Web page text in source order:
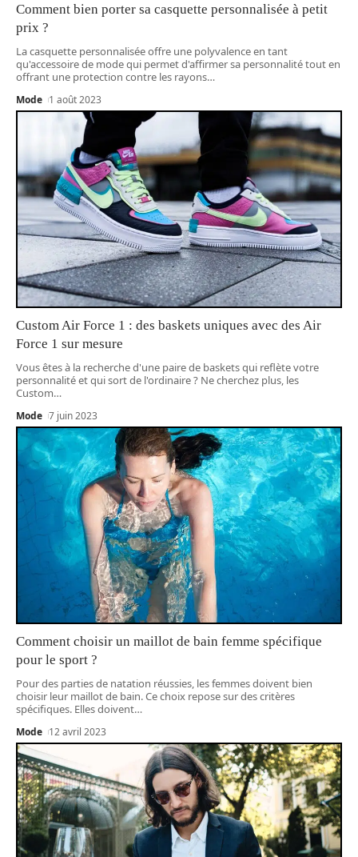
Comment bien porter sa casquette personnalisée à petit
prix ?
La casquette personnalisée offre une polyvalence en tant
qu'accessoire de mode qui permet d'affirmer sa personnalité tout en
offrant une protection contre les rayons…
Mode 1 août 2023
Custom Air Force 1 : des baskets uniques avec des Air
Force 1 sur mesure
Vous êtes à la recherche d'une paire de baskets qui reflète votre
personnalité et qui sort de l'ordinaire ? Ne cherchez plus, les
Custom…
Mode 7 juin 2023
Comment choisir un maillot de bain femme spécifique
pour le sport ?
Pour des parties de natation réussies, les femmes doivent bien
choisir leur maillot de bain. Ce choix repose sur des critères
spécifiques. Elles doivent…
Mode 12 avril 2023